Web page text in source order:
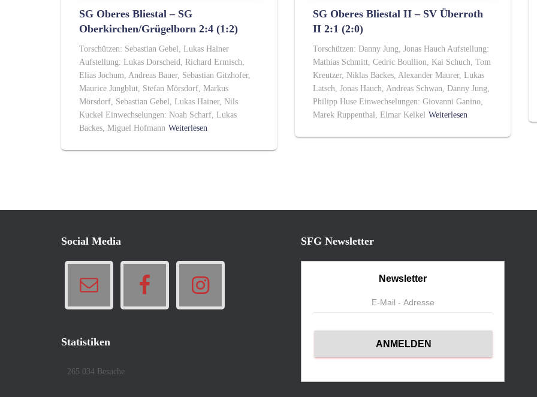
SG Oberes Bliestal – SG
Oberkirchen/Grügelborn 2:4 (1:2)
Torschützen: Sebastian Gebel, Lukas Hainer
Aufstellung: Lukas Dorscheid, Richard Ermisch,
Elias Jochum, Andreas Bauer, Sebastian Gitzhofer,
Maurice Jungblut, Stefan Mörsdorf, Markus
Mörsdorf, Sebastian Gebel, Lukas Hainer, Nils
Kuckel Einwechselungen: Noah Scharf, Lukas
Backes, Miguel Hofmann Weiterlesen
SG Oberes Bliestal II – SV Überroth
II 2:1 (2:0)
Torschützen: Danny Jung, Jonas Hauch Aufstellung:
Mathias Schmitt, Cedric Boullion, Kai Schuch, Tom
Kreutzer, Niklas Backes, Alexander Maurer, Lukas
Latsch, Jonas Hauch, Andreas Schwan, Danny Jung,
Philipp Huse Einwechselungen: Giovanni Ganino,
Marek Ruppenthal, Elmar Kelkel Weiterlesen
Social Media
Statistiken
265.034 Besuche
SFG Newsletter
Newsletter